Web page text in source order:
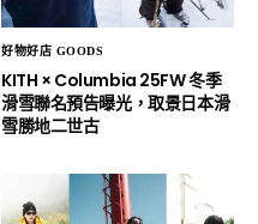
好物好店 GOODS
KITH × Columbia 25FW 冬季
滑雪聯名預告曝光，取景日本滑
雪勝地二世古